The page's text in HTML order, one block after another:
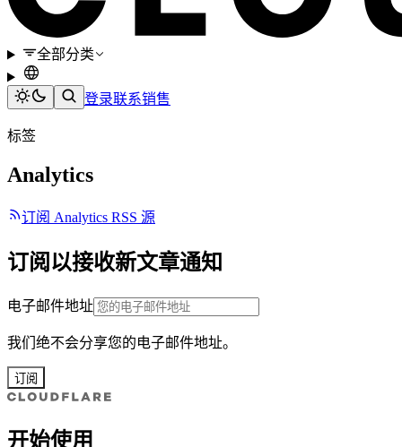
全部分类
登录联系销售
标签
Analytics
订阅 Analytics RSS 源
订阅以接收新文章通知
电子邮件地址
我们绝不会分享您的电子邮件地址。
订阅
开始使用